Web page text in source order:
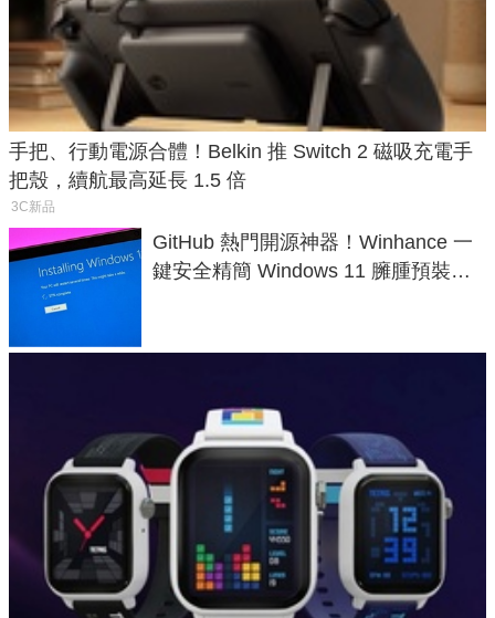
手把、行動電源合體！Belkin 推 Switch 2 磁吸充電手
把殼，續航最高延長 1.5 倍
3C新品
GitHub 熱門開源神器！Winhance 一
鍵安全精簡 Windows 11 臃腫預裝軟